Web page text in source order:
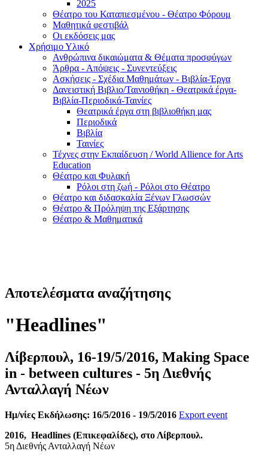
2025
Θέατρο του Καταπιεσμένου - Θέατρο Φόρουμ
Μαθητικά φεστιβάλ
Οι εκδόσεις μας
Χρήσιμο Υλικό
Ανθρώπινα δικαιώματα & Θέματα προσφύγων
Άρθρα - Απόψεις - Συνεντεύξεις
Ασκήσεις - Σχέδια Μαθημάτων - Βιβλία-Έργα
Δανειστική Βιβλιο/Ταινιοθήκη - Θεατρικά έργα-
Βιβλία-Περιοδικά-Ταινίες
Θεατρικά έργα στη βιβλιοθήκη μας
Περιοδικά
Βιβλία
Ταινίες
Τέχνες στην Εκπαίδευση / World Allience for Arts
Education
Θέατρο και Φυλακή
Ρόλοι στη ζωή - Ρόλοι στο Θέατρο
Θέατρο και διδασκαλία Ξένων Γλωσσών
Θέατρο & Πρόληψη της Εξάρτησης
Θέατρο & Μαθηματικά
Αποτελέσματα αναζήτησης
"Ηeadlines"
Λίβερπουλ, 16-19/5/2016, Making Space
in - between cultures - 5η Διεθνής
Ανταλλαγή Νέων
Ημ/νίες Εκδήλωσης: 16/5/2016 - 19/5/2016 Export event
2016, Ηeadlines (Επικεφαλίδες), στο Λίβερπουλ.
5η Διεθνής Ανταλλαγή Νέων